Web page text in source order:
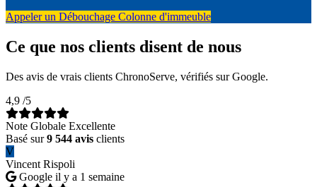
Appeler un Débouchage Colonne d'immeuble
Ce que nos clients disent de nous
Des avis de vrais clients ChronoServe, vérifiés sur Google.
4,9 /5
Note Globale Excellente
Basé sur9 544 avis clients
V
Vincent Rispoli
Google il y a 1 semaine